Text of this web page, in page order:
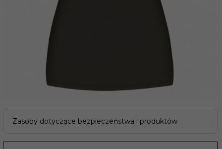
Zasoby dotyczące bezpieczeństwa i produktów